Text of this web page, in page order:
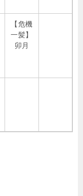
【危機
一髪】
卯月